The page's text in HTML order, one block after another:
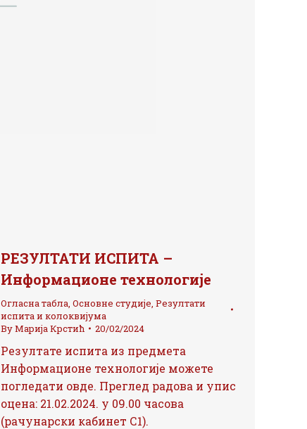
РЕЗУЛТАТИ ИСПИТА –
Информационе технологије
Огласна табла, Основне студије, Резултати
испита и колоквијума
ByМарија Крстић 20/02/2024
Резултате испита из предмета
Информационе технологије можете
погледати овде. Преглед радова и упис
оцена: 21.02.2024. у 09.00 часова
(рачунарски кабинет С1).